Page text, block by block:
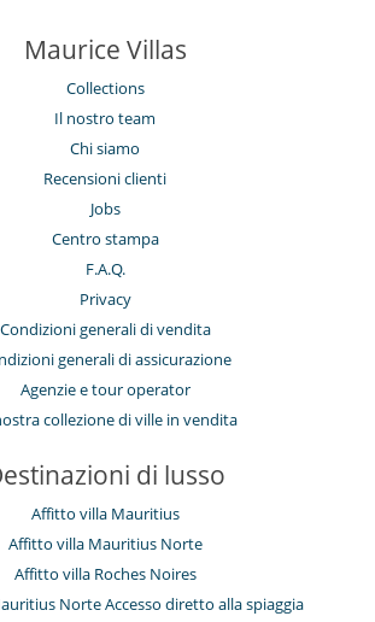
Maurice Villas
Collections
Il nostro team
Chi siamo
Recensioni clienti
Jobs
Centro stampa
F.A.Q.
Privacy
Condizioni generali di vendita
generali di assicurazione
Agenzie e tour operator
collezione di ville in vendita
di lusso
Affitto villa Mauritius
Affitto villa Mauritius Norte
Affitto villa Roches Noires
Norte Accesso diretto alla spiaggia